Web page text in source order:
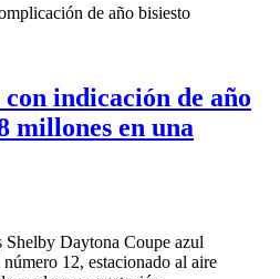
indicación de año
millones en una